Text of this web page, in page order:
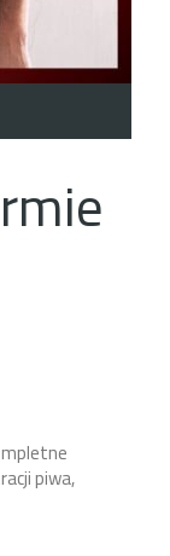
piwa,